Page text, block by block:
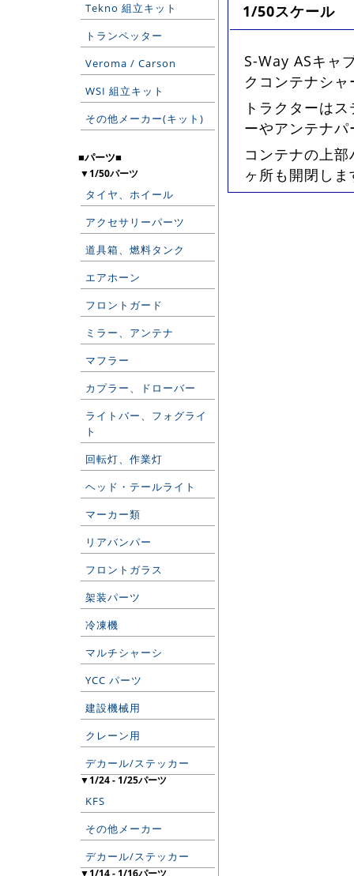
Tekno 組立キット
トランペッター
Veroma / Carson
WSI 組立キット
その他メーカー(キット)
■パーツ■
▼1/50パーツ
タイヤ、ホイール
アクセサリーパーツ
道具箱、燃料タンク
エアホーン
フロントガード
ミラー、アンテナ
マフラー
カプラー、ドローバー
ライトバー、フォグライ
ト
回転灯、作業灯
ヘッド・テールライト
マーカー類
リアバンパー
フロントガラス
架装パーツ
冷凍機
マルチシャーシ
YCC パーツ
建設機械用
クレーン用
デカール/ステッカー
▼1/24 - 1/25パーツ
KFS
その他メーカー
デカール/ステッカー
▼1/14 - 1/16パーツ
1/50スケール
S-Way ASキャ
クコンテナシ
トラクターは
ーやアンテナ
コンテナの上
ヶ所も開閉しま